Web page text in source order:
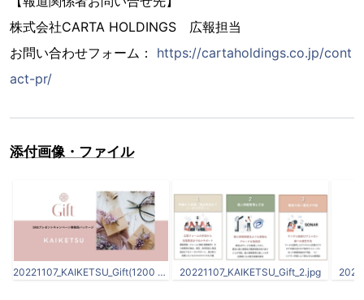
株式会社CARTA HOLDINGS 広報担当
お問い合わせフォーム： https://cartaholdings.co.jp/cont
act-pr/
添付画像・ファイル
20221107_KAIKETSU_Gift(1200 x 630).jpg 20221107_KAIKETSU_Gift_2.jpg